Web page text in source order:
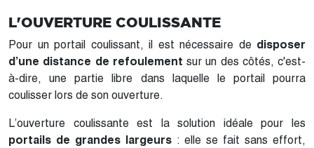
L'OUVERTURE COULISSANTE
Pour un portail coulissant, il est nécessaire de disposer
d’une distance de refoulement sur un des côtés, c'est-
à-dire, une partie libre dans laquelle le portail pourra
coulisser lors de son ouverture.
L’ouverture coulissante est la solution idéale pour les
portails de grandes largeurs : elle se fait sans effort,